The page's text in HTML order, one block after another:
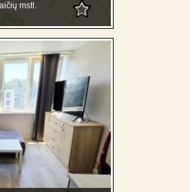
mstl.